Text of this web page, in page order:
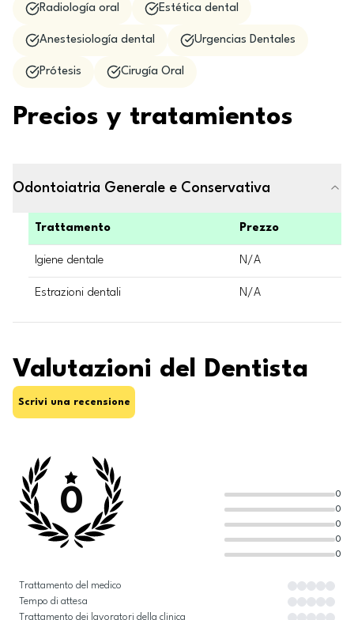
Radiología oral Estética dental
Anestesiología dental Urgencias Dentales
Prótesis Cirugía Oral
Precios y tratamientos
Odontoiatria Generale e Conservativa
Trattamento Prezzo
Igiene dentale N/A
Estrazioni dentali N/A
Valutazioni del Dentista
Scrivi una recensione
0
0
0
0
0
0
Trattamento del medico
Tempo di attesa
Trattamento dei lavoratori della clinica